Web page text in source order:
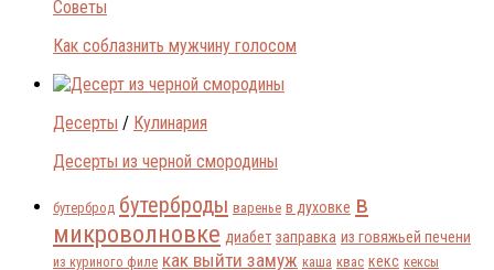
Советы
Как соблазнить мужчину голосом
Десерты / Кулинария
Десерты из черной смородины
бутерброд бутерброды варенье в духовке в
микроволновке диабет заправка из говяжьей печени
из куриного филе как выйти замуж каша квас кекс кексы